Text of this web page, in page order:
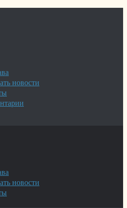
новости
новости